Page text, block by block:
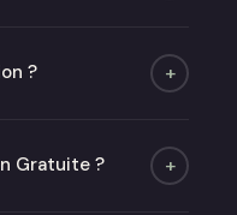
mat.
? +
Gratuite ? +